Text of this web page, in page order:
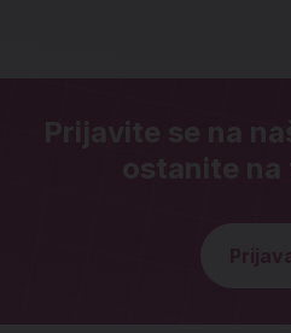
Prijavite se na
ostanite na